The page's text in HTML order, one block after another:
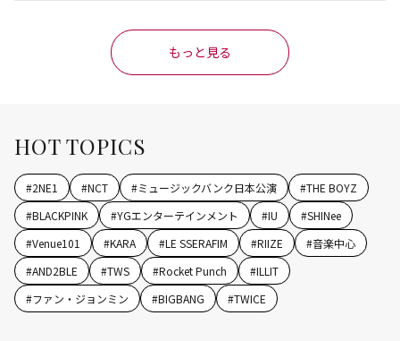
もっと見る
HOT TOPICS
#2NE1 #NCT #ミュージックバンク日本公演 #THE BOYZ
#BLACKPINK #YGエンターテインメント #IU #SHINee
#Venue101 #KARA #LE SSERAFIM #RIIZE #音楽中心
#AND2BLE #TWS #Rocket Punch #ILLIT
#ファン・ジョンミン #BIGBANG #TWICE